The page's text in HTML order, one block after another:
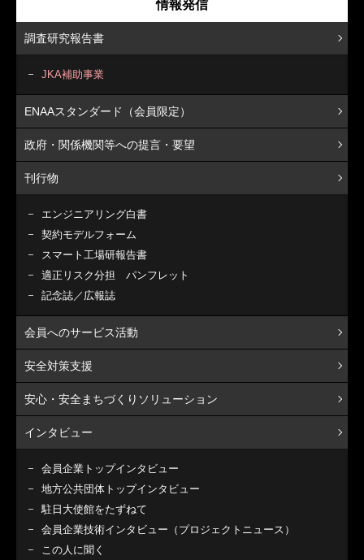
情報発信
調査研究報告書
JKA補助事業
ENAAスタンダード（会員限定）
政府・関係機関等への提言・要望
刊行物
エンジニアリング白書
契約モデルフォーム
スマート工場研報告書
適正リスク分担 パンフレット
記念誌／広報誌
会員へのサービス活動
安全対策支援
安心・安全まちづくりソリューション
インタビュー
会員企業トップインタビュー
地方公共団体トップインタビュー
駐日大使館をたずねて
会員企業技術インタビュー（プロジェクトニュース）
この人に聞く